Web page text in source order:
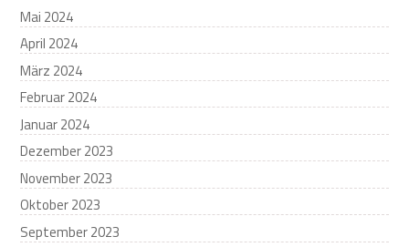
Mai 2024
April 2024
März 2024
Februar 2024
Januar 2024
Dezember 2023
November 2023
Oktober 2023
September 2023